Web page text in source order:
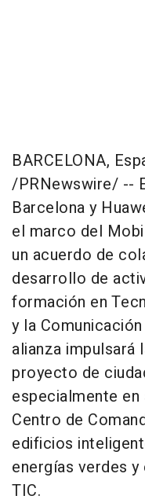
BARCELONA,
/PRNewswire/ --
Barcelona y
el marco del
un acuerdo de
desarrollo de
formación en
y la
alianza
proyecto de
especialmente
Centro de
edificios
energías verdes
TIC.